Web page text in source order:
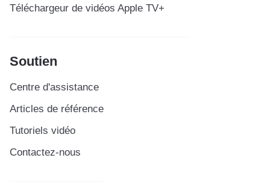
Téléchargeur de vidéos Apple TV+
Soutien
Centre d'assistance
Articles de référence
Tutoriels vidéo
Contactez-nous